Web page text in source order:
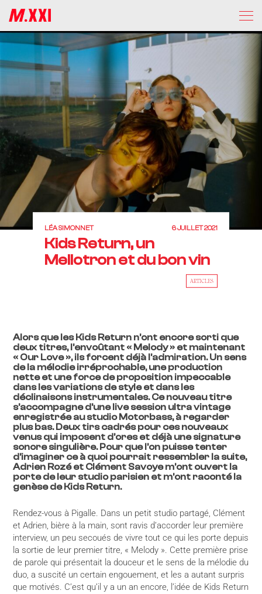
LÉA SIMONNET 6 JUILLET 2021
Kids Return, un
Mellotron et du bon vin
ARTICLES
Alors que les Kids Return n’ont encore sorti que
deux titres, l’envoûtant « Melody » et maintenant
« Our Love », ils forcent déjà l’admiration. Un sens
de la mélodie irréprochable, une production
nette et une force de proposition impeccable
dans les variations de style et dans les
déclinaisons instrumentales. Ce nouveau titre
s’accompagne d’une live session ultra vintage
enregistrée au studio Motorbass, à regarder
plus bas. Deux tirs cadrés pour ces nouveaux
venus qui imposent d’ores et déjà une signature
sonore singulière. Pour que l’on puisse tenter
d’imaginer ce à quoi pourrait ressembler la suite,
Adrien Rozé et Clément Savoye m’ont ouvert la
porte de leur studio parisien et m’ont raconté la
genèse de Kids Return.
Rendez-vous à Pigalle. Dans un petit studio partagé, Clément
et Adrien, bière à la main, sont ravis d’accorder leur première
interview, un peu secoués de vivre tout ce qui les porte depuis
la sortie de leur premier titre, « Melody ». Cette première prise
de parole qui présentait la douceur et le sens de la mélodie du
duo, a suscité un certain engouement, et les a autant surpris
que motivés. C’est qu’il y a un an encore, l’idée de Kids Return